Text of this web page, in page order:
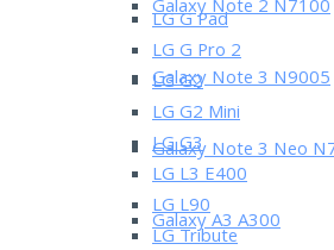
Galaxy Note 2 N7100
Galaxy Note 3 N9005
Galaxy Note 3 Neo
Galaxy A3 A300
LG G Pad
LG G Pro 2
LG G2
LG G2 Mini
LG G3
LG L3 E400
LG L90
LG Tribute